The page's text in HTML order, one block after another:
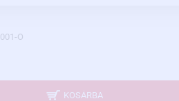
O
KOSÁRBA